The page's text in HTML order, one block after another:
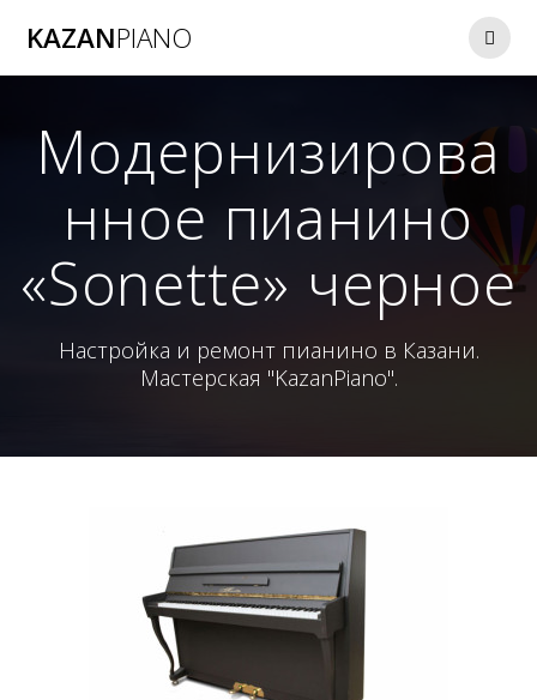
KAZANPIANO
Модернизирова
нное пианино
«Sonette» черное
Настройка и ремонт пианино в Казани.
Мастерская "KazanPiano".